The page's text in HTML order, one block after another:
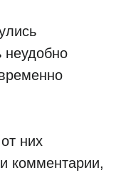
неудобно
них
комментарии,